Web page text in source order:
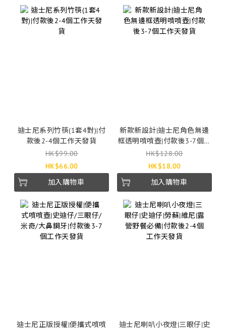
迪士尼系列竹筷(1套4對)|付
款後2-4個工作天發貨
HK$99.00
HK$66.00
加入購物車
新款新設計|迪士尼角色無邊
框透明噴噴壺|付款後3-7個工
作天發貨
HK$128.00
HK$18.00
加入購物車
迪士尼正版授權|便攜式噴噴
迪士尼喇叭小夜燈|三眼仔|史